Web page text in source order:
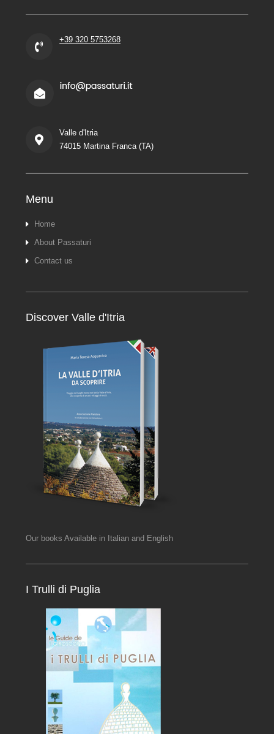
+39 320 5753268
Valle d'Itria
74015 Martina Franca (TA)
Menu
Home
About Passaturi
Contact us
Discover Valle d'Itria
Our books Available in Italian and English
I Trulli di Puglia